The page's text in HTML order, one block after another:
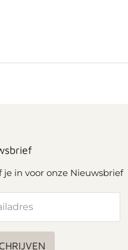
je in voor onze Nieuwsbrief